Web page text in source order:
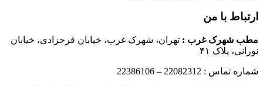
ارتباط با من
مطب شهرک غرب : تهران، شهرک غرب، خیابان فرحزادی، خیابان
نورانی، پلاک ۴۱
شماره تماس : 22082312 – 22386106